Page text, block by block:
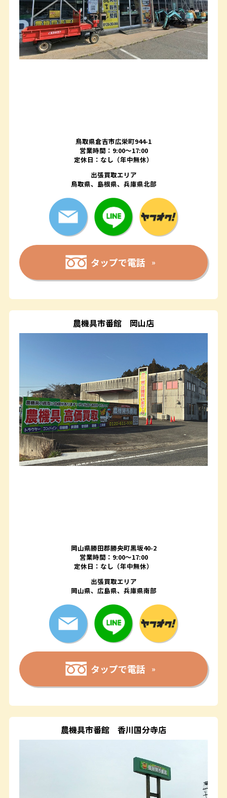
鳥取県倉吉市広栄町944-1
営業時間：9:00～17:00
定休日：なし（年中無休）
出張買取エリア
鳥取県、島根県、兵庫県北部
タップで電話
農機具市番館 岡山店
岡山県勝田郡勝央町黒坂40-2
営業時間：9:00～17:00
定休日：なし（年中無休）
出張買取エリア
岡山県、広島県、兵庫県南部
タップで電話
農機具市番館 香川国分寺店